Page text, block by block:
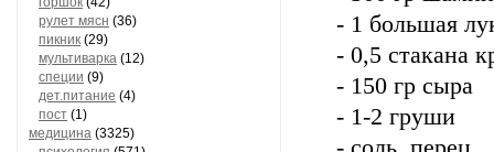
рулет мясн (36)
пикник (29)
мультиварка (12)
специи (9)
дет.питание (4)
пост (1)
медицина (3325)
- 1 большая
- 0,5 стакана
- 150 гр сыра
- 1-2 груши